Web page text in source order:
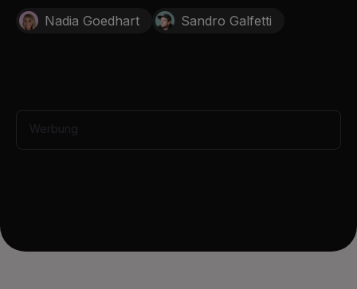
o
Nadia Goedhart Sandro Galfetti
Werbung